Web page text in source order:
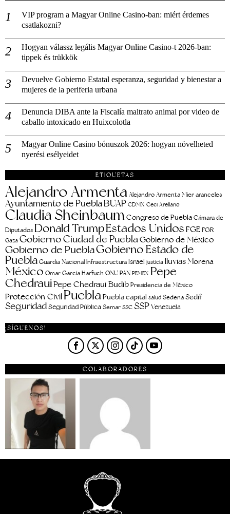
VIP program a Magyar Online Casino-ban: miért érdemes
csatlakozni?
Hogyan válassz legális Magyar Online Casino-t 2026-ban:
tippek és trükkök
Devuelve Gobierno Estatal esperanza, seguridad y bienestar a
mujeres de la periferia urbana
Denuncia DIBA ante la Fiscalía maltrato animal por video de
caballo intoxicado en Huixcolotla
Magyar Online Casino bónuszok 2026: hogyan növelheted
nyerési esélyeidet
ETIQUETAS
Alejandro Armenta Alejandro Armenta Mier aranceles
Ayuntamiento de PueblaBUAP CDMX Ceci Arellano
Claudia SheinbaumCongreso de Puebla Cámara de
Diputados Donald TrumpEstados Unidos FGEFGR
Gaza Gobierno Ciudad de Puebla Gobierno de México
Gobierno de PueblaGobierno Estado de
PueblaGuardia Nacional Infraestructura Israel justicia lluvias Morena
México Omar García Harfuch ONU PAN PEMEX Pepe
ChedrauiPepe Chedraui BudibPresidencia de México
Protección Civil PueblaPuebla capital salud Sedena Sedif
SeguridadSeguridad Pública Semar SSC SSPVenezuela
¡SÍGUENOS!
COLABORADORES